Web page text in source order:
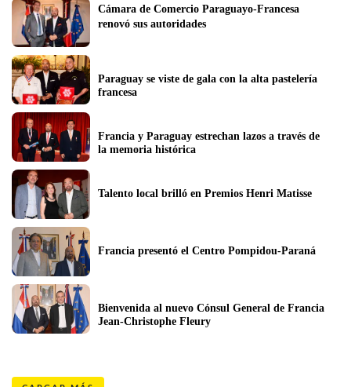
Cámara de Comercio Paraguayo-Francesa
renovó sus autoridades
Paraguay se viste de gala con la alta pastelería
francesa
Francia y Paraguay estrechan lazos a través de
la memoria histórica
Talento local brilló en Premios Henri Matisse
Francia presentó el Centro Pompidou-Paraná
Bienvenida al nuevo Cónsul General de Francia
Jean-Christophe Fleury